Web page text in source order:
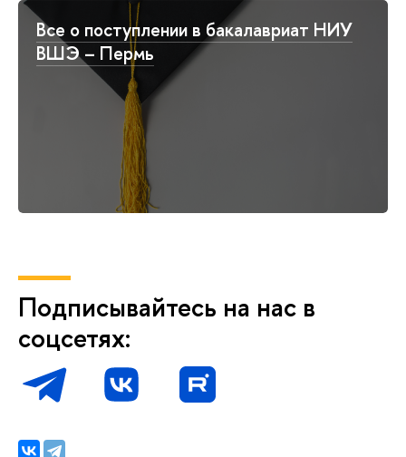
се о поступлении в бакалавриат НИУ
ШЭ – Пермь
Подписывайтесь на нас
соцсетях: